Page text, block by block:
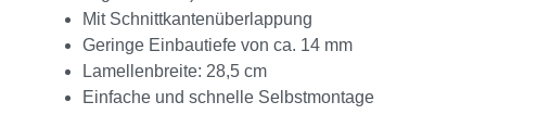
Mit Schnittkantenüberlappung
Geringe Einbautiefe von ca. 14 mm
Lamellenbreite: 28,5 cm
Einfache und schnelle Selbstmontage